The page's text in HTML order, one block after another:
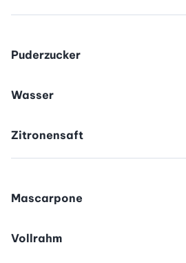
Puderzucker
Wasser
Zitronensaft
Mascarpone
Vollrahm